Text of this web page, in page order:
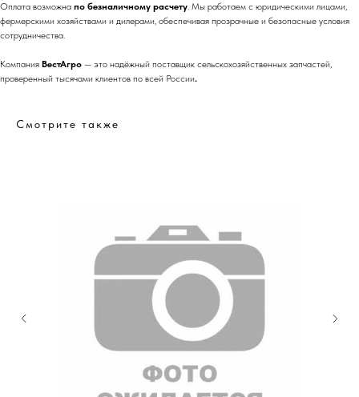
Оплата возможна по безналичному расчету. Мы работаем с юридическими лицами,
фермерскими хозяйствами и дилерами, обеспечивая прозрачные и безопасные условия
сотрудничества.
Компания ВестАгро — это надёжный поставщик сельскохозяйственных запчастей,
проверенный тысячами клиентов по всей России.
Смотрите также